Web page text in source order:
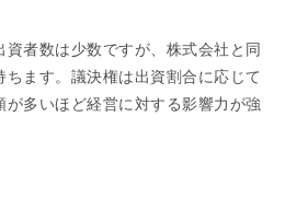
者数は少数ですが、株式会社と同
ます。議決権は出資割合に応じて
多いほど経営に対する影響力が強